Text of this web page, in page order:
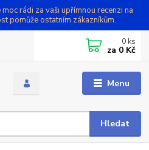
rádi za vaši upřímnou recenzi na
pomůže ostatním zákazníkům.
Menu
Hledat
0 ks
za 0 Kč